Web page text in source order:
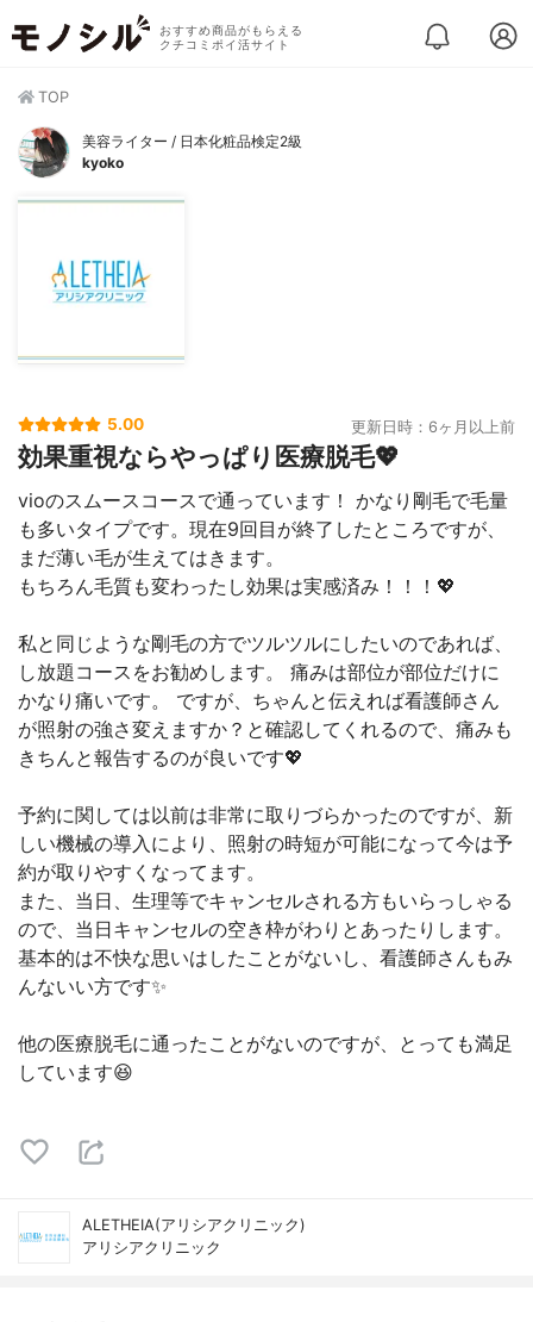
おすすめ商品がもらえる
クチコミポイ活サイト
TOP
美容ライター / 日本化粧品検定2級
kyoko
5.00 更新日時：6ヶ月以上前
効果重視ならやっぱり医療脱毛💖
vioのスムースコースで通っています！ かなり剛毛で毛量
も多いタイプです。現在9回目が終了したところですが、
まだ薄い毛が生えてはきます。
もちろん毛質も変わったし効果は実感済み！！！💖
私と同じような剛毛の方でツルツルにしたいのであれば、
し放題コースをお勧めします。 痛みは部位が部位だけに
かなり痛いです。 ですが、ちゃんと伝えれば看護師さん
が照射の強さ変えますか？と確認してくれるので、痛みも
きちんと報告するのが良いです💖
予約に関しては以前は非常に取りづらかったのですが、新
しい機械の導入により、照射の時短が可能になって今は予
約が取りやすくなってます。
また、当日、生理等でキャンセルされる方もいらっしゃる
ので、当日キャンセルの空き枠がわりとあったりします。
基本的は不快な思いはしたことがないし、看護師さんもみ
んないい方です✨
他の医療脱毛に通ったことがないのですが、とっても満足
しています😆
ALETHEIA(アリシアクリニック)
アリシアクリニック